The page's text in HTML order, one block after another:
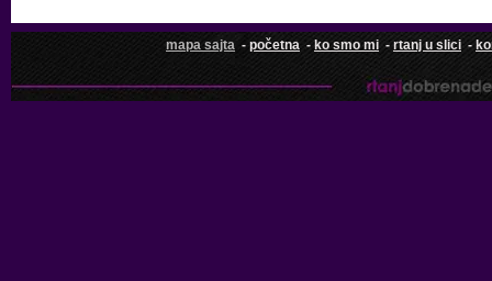
mapa sajta - početna -ko smo mi - rtanj u slici -